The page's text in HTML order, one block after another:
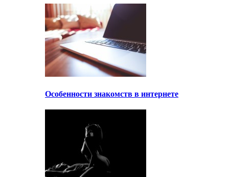
Особенности знакомств в интернете